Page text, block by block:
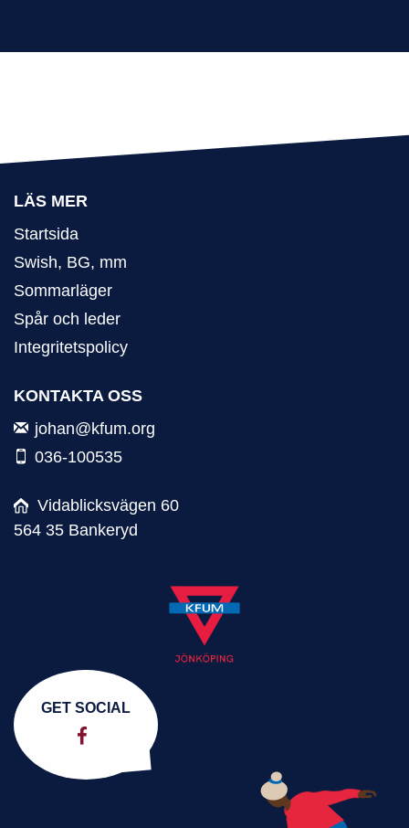
LÄS MER
Startsida
Swish, BG, mm
Sommarläger
Spår och leder
Integritetspolicy
KONTAKTA OSS
johan@kfum.org
036-100535
Vidablicksvägen 60
564 35 Bankeryd
GET SOCIAL